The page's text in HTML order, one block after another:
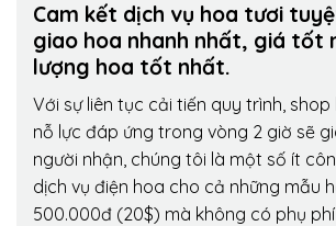
Cam kết dịch vụ hoa tươi
giao hoa nhanh nhất, giá tốt
lượng hoa tốt nhất.
Với sự liên tục cải tiến quy trình, shop
nỗ lực đáp ứng trong vòng 2 giờ sẽ
người nhận, chúng tôi là một số ít
dịch vụ điện hoa cho cả những mẫu
500.000đ (20$) mà không có phụ